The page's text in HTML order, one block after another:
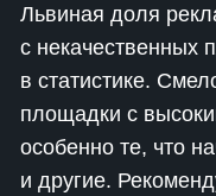
Львиная доля
с некачественных
в статистике.
площадки с
особенно те, что
и другие.